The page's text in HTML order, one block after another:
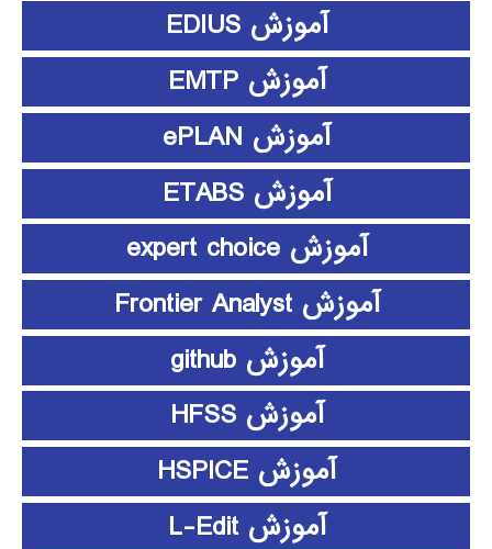
آموزش EDIUS
آموزش EMTP
آموزش ePLAN
آموزش ETABS
آموزش expert choice
آموزش Frontier Analyst
آموزش github
آموزش HFSS
آموزش HSPICE
آموزش L-Edit